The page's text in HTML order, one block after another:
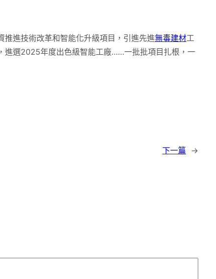
進技術改革和智能化升級項目，引進先進無毒建材工
進選2025年度出色級智能工廠……一批批項目扎根，一
下一篇 →